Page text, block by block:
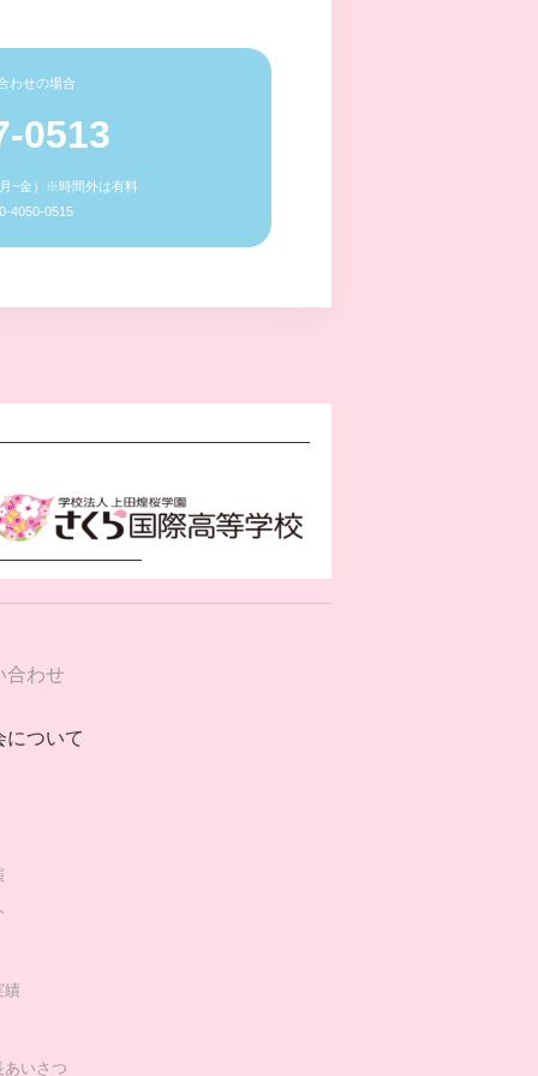
わせの場合
0513
~金）※時間外は有料
4050-0515
合わせ
について
績
あいさつ